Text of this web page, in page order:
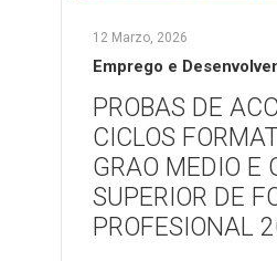
12 Marzo, 2026
Emprego e
PROBAS DE
CICLOS
GRAO MEDIO E
SUPERIOR DE
PROFESIONAL